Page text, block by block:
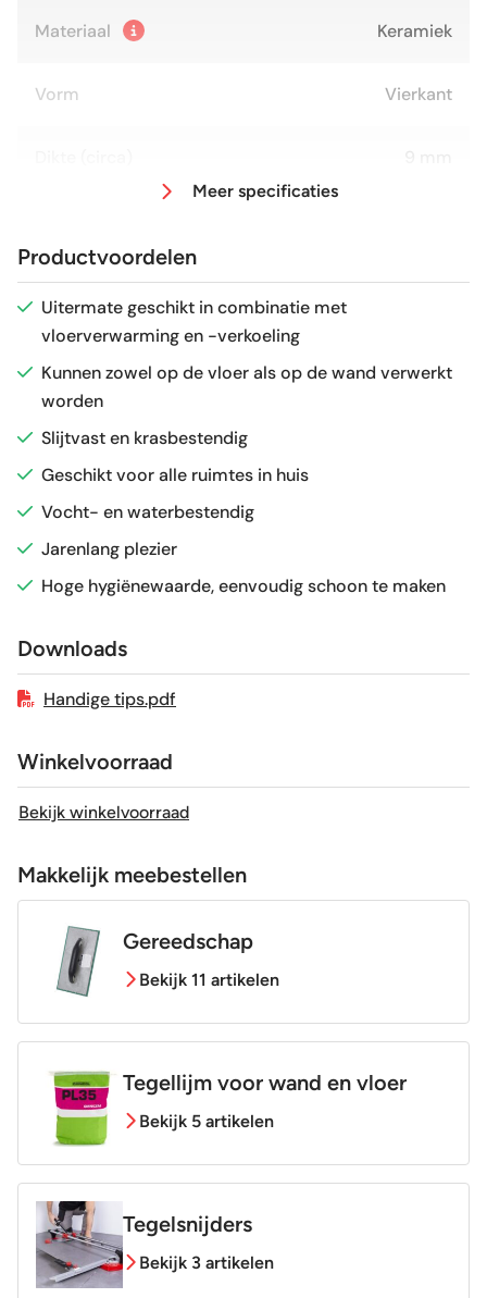
Materiaal Keramiek
Vorm Vierkant
Antislipwaarde R9
Glans / Mat
Gerectificeerd
Vorstbestendig
Sortering
Craquelé Nee
Geschikt voor vloerverwarming
Meer specificaties
Productvoordelen
Uitermate geschikt in combinatie met
vloerverwarming en -verkoeling
Kunnen zowel op de vloer als op de wand verwerkt
worden
Slijtvast en krasbestendig
Geschikt voor alle ruimtes in huis
Vocht- en waterbestendig
Jarenlang plezier
Hoge hygiënewaarde, eenvoudig schoon te maken
Downloads
Handige tips.pdf
Winkelvoorraad
Bekijk winkelvoorraad
Makkelijk meebestellen
Gereedschap
Bekijk 11 artikelen
Tegellijm voor wand en vloer
Bekijk 5 artikelen
Tegelsnijders
Bekijk 3 artikelen